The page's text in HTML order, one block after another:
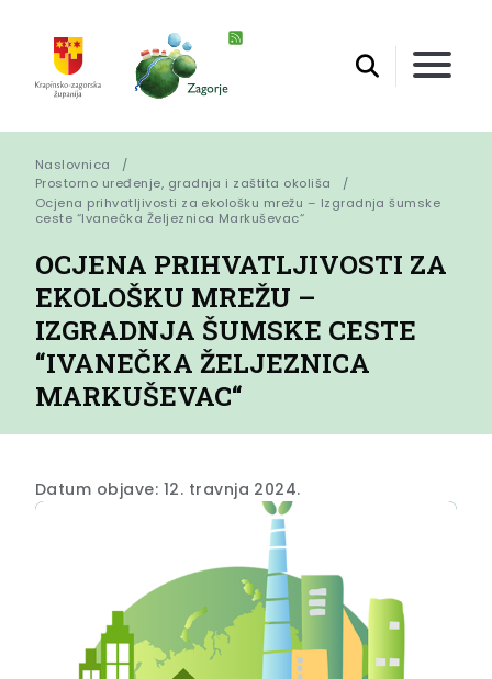
Naslovnica
Prostorno uređenje, gradnja i zaštita okoliša
Ocjena prihvatljivosti za ekološku mrežu – Izgradnja šumske
ceste “Ivanečka Željeznica Markuševac“
OCJENA PRIHVATLJIVOSTI ZA
EKOLOŠKU MREŽU –
IZGRADNJA ŠUMSKE CESTE
“IVANEČKA ŽELJEZNICA
MARKUŠEVAC“
Datum objave: 12. travnja 2024.